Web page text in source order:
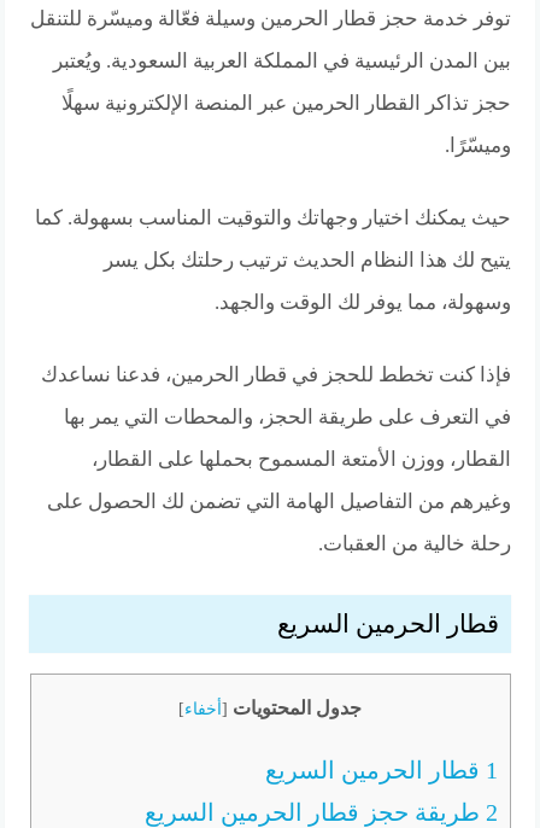
توفر خدمة حجز قطار الحرمين وسيلة فعّالة وميسّرة للتنقل
بين المدن الرئيسية في المملكة العربية السعودية. ويُعتبر
حجز تذاكر القطار الحرمين عبر المنصة الإلكترونية سهلًا
وميسّرًا.
حيث يمكنك اختيار وجهاتك والتوقيت المناسب بسهولة.كما
يتيح لك هذا النظام الحديث ترتيب رحلتك بكل يسر
وسهولة، مما يوفر لك الوقت والجهد.
فإذا كنت تخطط للحجز في قطار الحرمين، فدعنا نساعدك
في التعرف على طريقة الحجز، والمحطات التي يمر بها
القطار، ووزن الأمتعة المسموح بحملها على القطار،
وغيرهم من التفاصيل الهامة التي تضمن لك الحصول على
رحلة خالية من العقبات.
قطار الحرمين السريع
جدول المحتويات [أخفاء]
1 قطار الحرمين السريع
2 طريقة حجز قطار الحرمين السريع